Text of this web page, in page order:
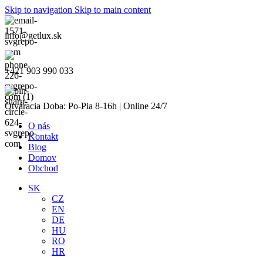
Skip to navigation Skip to main content
info@getlux.sk
+421 903 990 033
Otváracia Doba: Po-Pia 8-16h | Online 24/7
O nás
Kontakt
Blog
Domov
Obchod
SK
CZ
EN
DE
HU
RO
HR